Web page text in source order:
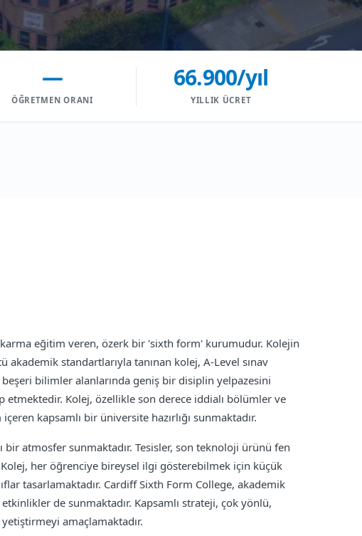
—
ÖĞRETMEN ORANI
66.900/yıl
YILLIK ÜCRET
eğitim veren, özerk bir 'sixth form' kurumudur. Kolejin
akademik standartlarıyla tanınan kolej, A-Level sınav
bilimler alanlarında geniş bir disiplin yelpazesini
etmektedir. Kolej, özellikle son derece iddialı bölümler ve
kapsamlı bir üniversite hazırlığı sunmaktadır.
atmosfer sunmaktadır. Tesisler, son teknoloji ürünü fen
her öğrenciye bireysel ilgi gösterebilmek için küçük
tasarlamaktadır. Cardiff Sixth Form College, akademik
de sunmaktadır. Kapsamlı strateji, çok yönlü,
amaçlamaktadır.